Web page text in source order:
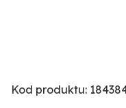
Kod produktu: